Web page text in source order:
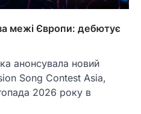
межі Європи: дебютує
анонсувала новий
Song Contest Asia,
2026 року в